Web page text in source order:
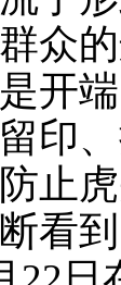
众
开
印
止
看